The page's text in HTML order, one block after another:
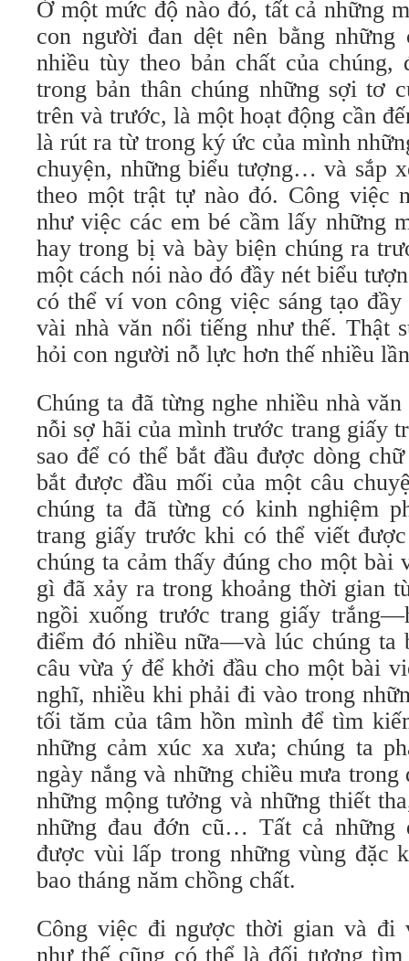
Ở một mức độ nào đó, tất cả những
con người đan dệt nên bằng
nhiều tùy theo bản chất của chúng,
trong bản thân chúng những sợi tơ
trên và trước, là một hoạt động cần
là rút ra từ trong ký ức của mình
chuyện, những biểu tượng… và sắp
theo một trật tự nào đó. Công việc
như việc các em bé cầm lấy những
hay trong bị và bày biện chúng ra
một cách nói nào đó đầy nét biểu
có thể ví von công việc sáng tạo
vài nhà văn nổi tiếng như thế. Thật
hỏi con người nỗ lực hơn thế nhiều
Chúng ta đã từng nghe nhiều nhà
nỗi sợ hãi của mình trước trang giấy
sao để có thể bắt đầu được dòng
bắt được đầu mối của một câu
chúng ta đã từng có kinh nghiệm
trang giấy trước khi có thể viết
chúng ta cảm thấy đúng cho một bài
gì đã xảy ra trong khoảng thời gian
ngồi xuống trước trang giấy
điểm đó nhiều nữa—và lúc chúng ta
câu vừa ý để khởi đầu cho một bài
nghĩ, nhiều khi phải đi vào trong
tối tăm của tâm hồn mình để tìm
những cảm xúc xa xưa; chúng ta
ngày nắng và những chiều mưa
những mộng tưởng và những thiết
những đau đớn cũ… Tất cả những
được vùi lấp trong những vùng đặc
bao tháng năm chồng chất.
Công việc đi ngược thời gian và đi
như thế cũng có thể là đối tượng